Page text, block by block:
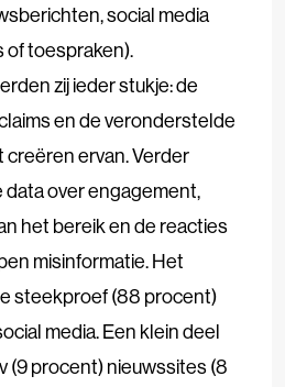
social media
toespraken).
zij ieder stukje: de
en de veronderstelde
ervan. Verder
data over engagement,
het bereik en de reacties
misinformatie. Het
steekproef (88 procent)
media. Een klein deel
(9 procent) nieuwssites (8